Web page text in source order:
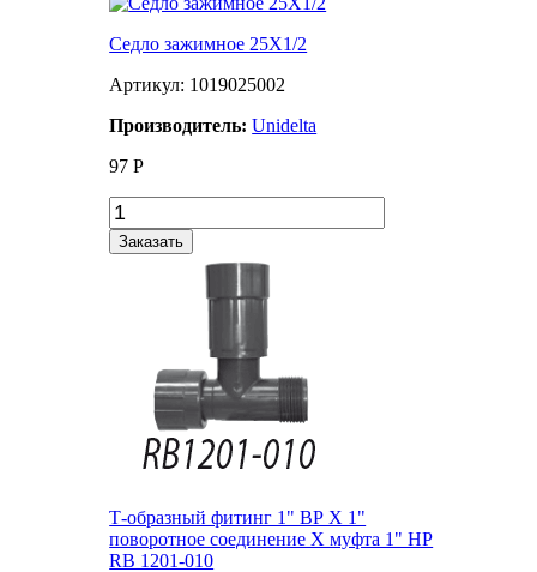
Седло зажимное 25Х1/2
Артикул: 1019025002
Производитель:Unidelta
97 Р
Заказать
Т-образный фитинг 1" ВР Х 1"
поворотное соединение Х муфта 1" НР
RB 1201-010